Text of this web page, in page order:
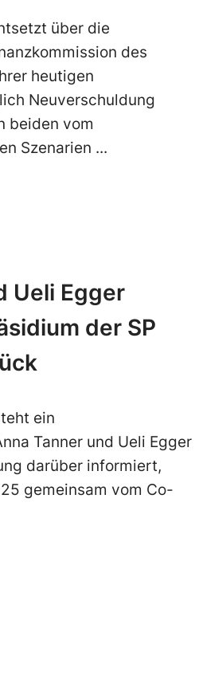
über die
des
heutigen
Neuverschuldung
beiden vom
Szenarien
Ueli Egger
der SP
ein
Tanner und Ueli Egger
darüber informiert,
gemeinsam vom Co-